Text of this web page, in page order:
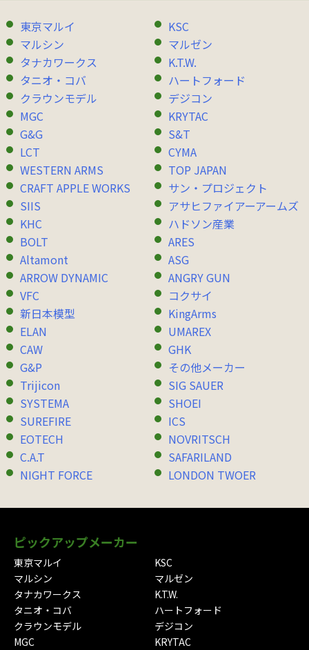
東京マルイ
KSC
マルシン
マルゼン
タナカワークス
K.T.W.
タニオ・コバ
ハートフォード
クラウンモデル
デジコン
MGC
KRYTAC
G&G
S&T
LCT
CYMA
WESTERN ARMS
TOP JAPAN
CRAFT APPLE WORKS
サン・プロジェクト
SIIS
アサヒファイアーアームズ
KHC
ハドソン産業
BOLT
ARES
Altamont
ASG
ARROW DYNAMIC
ANGRY GUN
VFC
コクサイ
新日本模型
KingArms
ELAN
UMAREX
CAW
GHK
G&P
その他メーカー
Trijicon
SIG SAUER
SYSTEMA
SHOEI
SUREFIRE
ICS
EOTECH
NOVRITSCH
C.A.T
SAFARILAND
NIGHT FORCE
LONDON TWOER
ピックアップメーカー
東京マルイ
KSC
マルシン
マルゼン
タナカワークス
K.T.W.
タニオ・コバ
ハートフォード
クラウンモデル
デジコン
MGC
KRYTAC